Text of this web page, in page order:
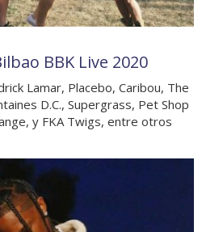
BBK Live 2020
Lamar, Placebo, Caribou, The
D.C., Supergrass, Pet Shop
y FKA Twigs, entre otros